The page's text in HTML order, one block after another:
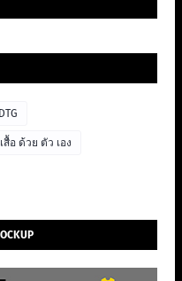
สื้อ ด้วย ตัว เอง